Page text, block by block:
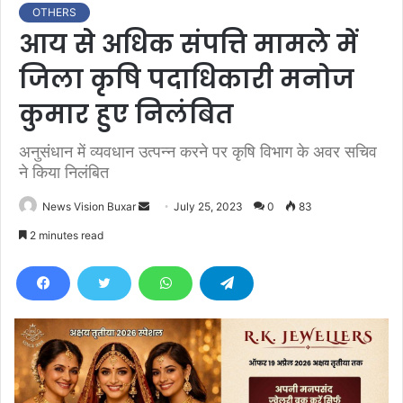
OTHERS
आय से अधिक संपत्ति मामले में
जिला कृषि पदाधिकारी मनोज
कुमार हुए निलंबित
अनुसंधान में व्यवधान उत्पन्न करने पर कृषि विभाग के अवर सचिव
ने किया निलंबित
News Vision Buxar
d
e
m
a
July 25, 2023 0 83
2 minutes read